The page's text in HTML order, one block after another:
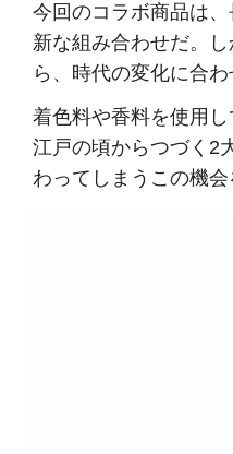
今回のコラボ商品は
新な組み合わせだ。
ら、時代の変化に合
着色料や香料を使用
江戸の頃からつづく2
わってしまうこの機